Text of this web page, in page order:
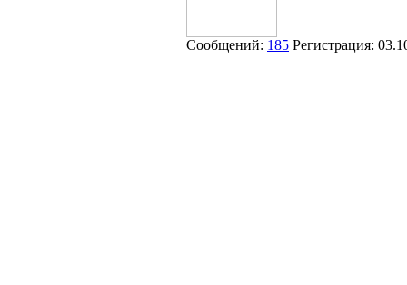
Сообщений: 185 Регистрация: